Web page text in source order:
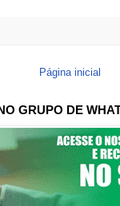
Página inicial
GRUPO DE